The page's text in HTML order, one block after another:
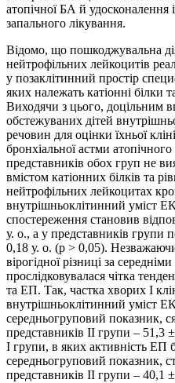
атопічної БА й удосконалення
запального лікування.
Відомо, що пошкоджувальна
нейтрофільних лейкоцитів
у позаклітинний простір
яких належать катіонні білки
Виходячи з цього, доцільним
обстежуваних дітей
речовин для оцінки їхньої
бронхіальної астми
представників обох груп не
вмістом катіонних білків та
нейтрофільних лейкоцитах
внутрішньоклітинний уміст
спостереження становив
у. о., а у представників групи
0,18 у. о. (p > 0,05).
вірогідної різниці за
прослідковувалася чітка
та ЕП. Так, частка хворих I
внутрішньоклітинний уміст
середньогруповий показник,
представників II групи – 51,3
I групи, в яких активність ЕП
середньогруповий показник,
представників II групи – 40,1